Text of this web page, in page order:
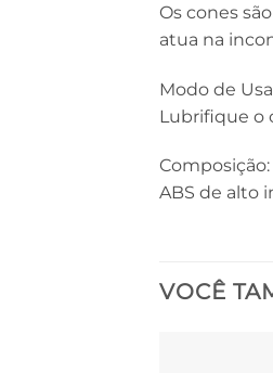
Os cones
atua na
Modo de
Lubrifique o
Composição:
ABS de alto
VOCÊ